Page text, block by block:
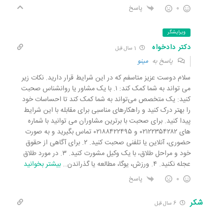
0 پاسخ
ویرایشگر
دکتر دادخواه
پاسخ به مینو
سلام دوست عزیز متاسفم که در این شرایط قرار دارید. نکات زیر
می تواند به شما کمک کند: ۱. با یک مشاور یا روانشناس صحبت
کنید: یک متخصص می‌تواند به شما کمک کند تا احساسات خود
را بهتر درک کنید و راهکارهای مناسبی برای مقابله با این شرایط
پیدا کنید. برای صحبت با برترین مشاوران می توانید با شماره
های ۰۲۱۲۲۳۵۴۲۸۲ و ۰۲۱۸۸۴۲۲۴۹۵ تماس بگیرید و به صورت
حضوری، آنلاین یا تلفنی صحبت کنید. ۲. برای آگاهی از حقوق
خود و مراحل طلاق، با یک وکیل مشورت کنید. ۳. در مورد طلاق
عجله نکنید. ۴. ورزش، یوگا، مطالعه یا گذراندن
… بیشتر بخوانید
0 پاسخ
شكر